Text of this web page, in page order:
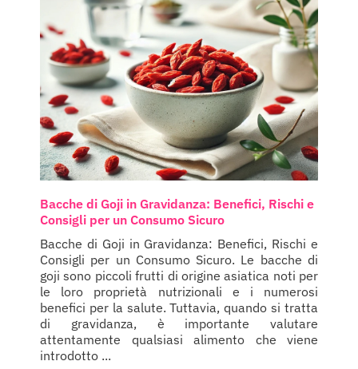
Bacche di Goji in Gravidanza: Benefici, Rischi e
Consigli per un Consumo Sicuro
Bacche di Goji in Gravidanza: Benefici, Rischi e
Consigli per un Consumo Sicuro. Le bacche di
goji sono piccoli frutti di origine asiatica noti per
le loro proprietà nutrizionali e i numerosi
benefici per la salute. Tuttavia, quando si tratta
di gravidanza, è importante valutare
attentamente qualsiasi alimento che viene
introdotto ...